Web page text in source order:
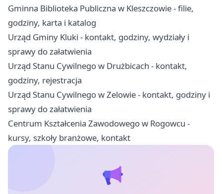
Gminna Biblioteka Publiczna w Kleszczowie - filie,
godziny, karta i katalog
Urząd Gminy Kluki - kontakt, godziny, wydziały i
sprawy do załatwienia
Urząd Stanu Cywilnego w Drużbicach - kontakt,
godziny, rejestracja
Urząd Stanu Cywilnego w Zelowie - kontakt, godziny i
sprawy do załatwienia
Centrum Kształcenia Zawodowego w Rogowcu -
kursy, szkoły branżowe, kontakt